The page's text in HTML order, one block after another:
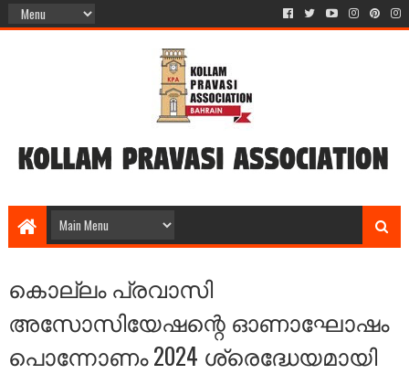
കൊല്ലം പ്രവാസി
അസോസിയേഷന്റെ ഓണാഘോഷം
പൊന്നോണം 2024 ശ്രെദ്ധേയമായി